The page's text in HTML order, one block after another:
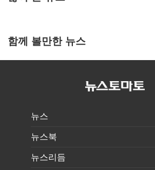
함께 볼만한 뉴스
뉴스
뉴스북
뉴스리듬